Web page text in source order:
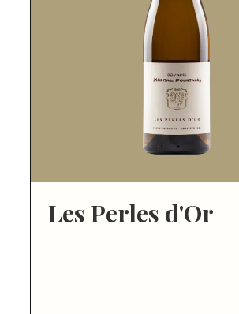
Les Perles d'Or